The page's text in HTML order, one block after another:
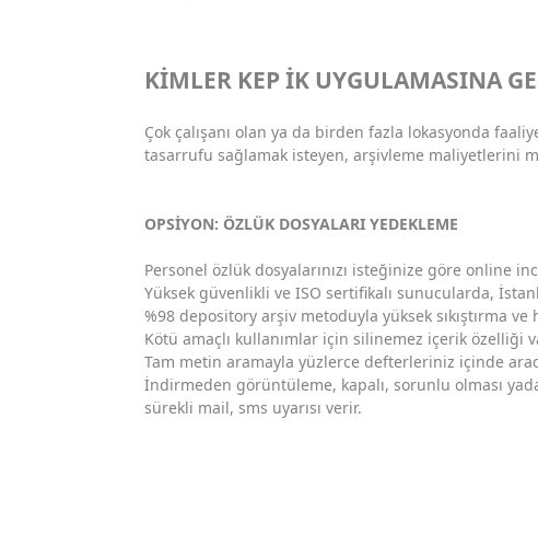
KİMLER KEP İK UYGULAMASINA
Çok çalışanı olan ya da birden fazla lokasyonda
tasarrufu sağlamak isteyen, arşivleme maliyetlerini
OPSİYON: ÖZLÜK DOSYALARI YEDEKLEME
Personel özlük dosyalarınızı isteğinize göre online
Yüksek güvenlikli ve ISO sertifikalı sunucularda,
%98 depository arşiv metoduyla yüksek sıkıştırma ve
Kötü amaçlı kullanımlar için silinemez içerik
Tam metin aramayla yüzlerce defterleriniz içinde
İndirmeden görüntüleme, kapalı, sorunlu olması
sürekli mail, sms uyarısı verir.